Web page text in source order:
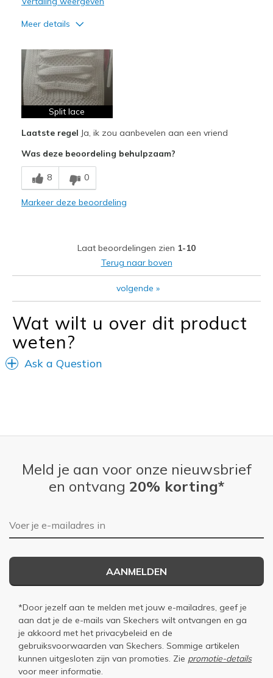
Meer details
Comfortable
Minpunten
Poor Quality
Beste toepassingen
Casual Wear
Width
View On Shoes
Shoes are for Wearing
Split lace
Laatste regel Ja, ik zou aanbevelen aan een vriend
Was deze beoordeling behulpzaam?
8 0
Markeer deze beoordeling
Laat beoordelingen zien 1-10
Terug naar boven
volgende »
Wat wilt u over dit product
weten?
Ask a Question
Meld je aan voor onze nieuwsbrief
en ontvang 20% korting*
E-mailadres
AANMELDEN
*Door jezelf aan te melden met jouw e-mailadres, geef je
aan dat je de e-mails van Skechers wilt ontvangen en ga
je akkoord met het privacybeleid en de
gebruiksvoorwaarden van Skechers. Sommige artikelen
kunnen uitgesloten zijn van promoties. Zie promotie-details
voor meer informatie.